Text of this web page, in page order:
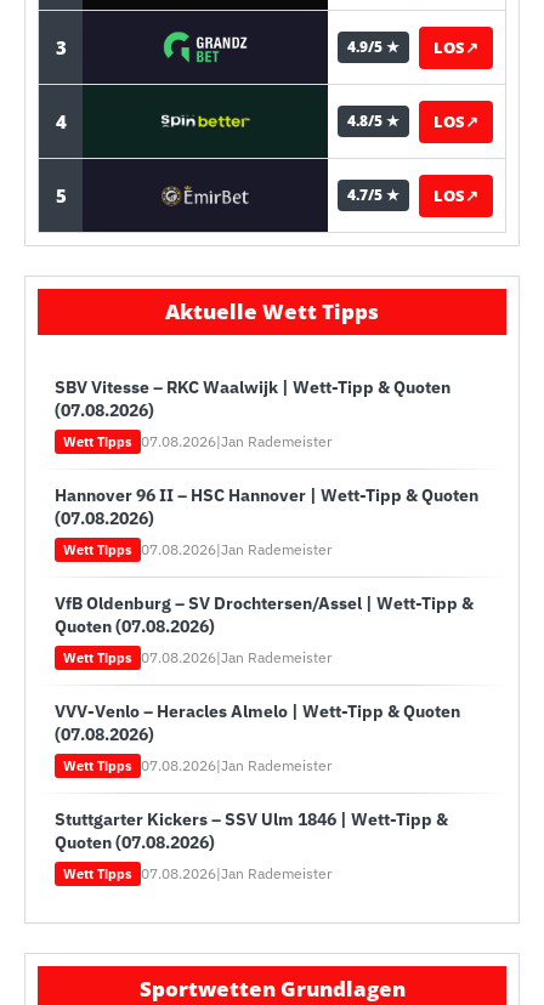
3 4.9/5 ★ LOS↗
4 4.8/5 ★ LOS↗
5 4.7/5 ★ LOS↗
Aktuelle Wett Tipps
SBV Vitesse – RKC Waalwijk | Wett-Tipp & Quoten
(07.08.2026)
Wett Tipps 07.08.2026|Jan Rademeister
Hannover 96 II – HSC Hannover | Wett-Tipp & Quoten
(07.08.2026)
Wett Tipps 07.08.2026|Jan Rademeister
VfB Oldenburg – SV Drochtersen/Assel | Wett-Tipp &
Quoten (07.08.2026)
Wett Tipps 07.08.2026|Jan Rademeister
VVV-Venlo – Heracles Almelo | Wett-Tipp & Quoten
(07.08.2026)
Wett Tipps 07.08.2026|Jan Rademeister
Stuttgarter Kickers – SSV Ulm 1846 | Wett-Tipp &
Quoten (07.08.2026)
Wett Tipps 07.08.2026|Jan Rademeister
Sportwetten Grundlagen